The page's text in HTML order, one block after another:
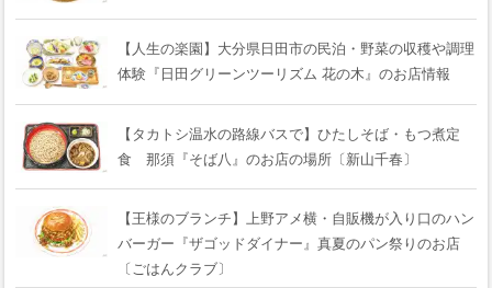
【人生の楽園】大分県日田市の民泊・野菜の収穫や調理
体験『日田グリーンツーリズム 花の木』のお店情報
【タカトシ温水の路線バスで】ひたしそば・もつ煮定
食 那須『そば八』のお店の場所〔新山千春〕
【王様のブランチ】上野アメ横・自販機が入り口のハン
バーガー『ザゴッドダイナー』真夏のパン祭りのお店
〔ごはんクラブ〕